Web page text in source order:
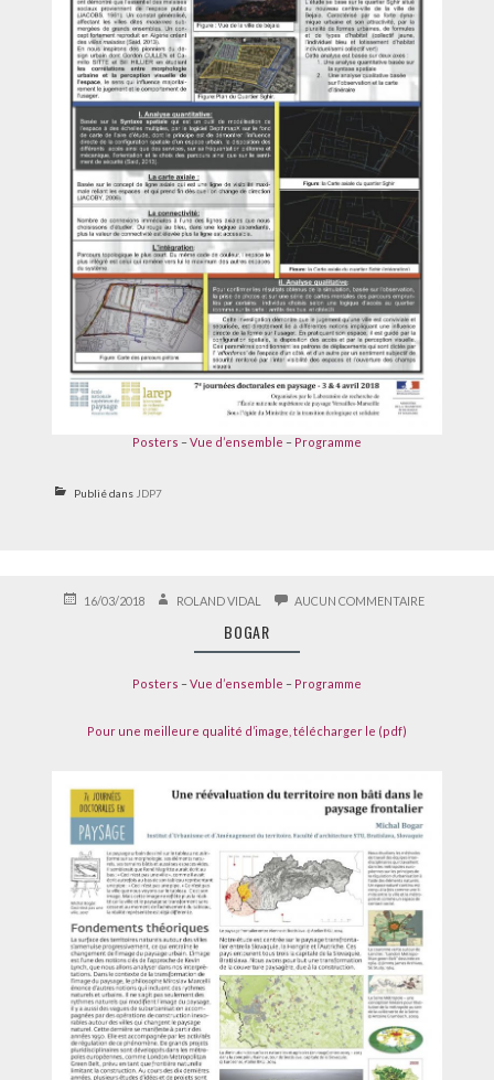
Posters – Vue d’ensemble – Programme
Publié dans JDP7
PUBLIÉ16/03/2018 AUTEURROLAND VIDAL AUCUN COMMENTAIRESUR
BOGAR
Posters – Vue d’ensemble – Programme
Pour une meilleure qualité d’image, télécharger le (pdf)